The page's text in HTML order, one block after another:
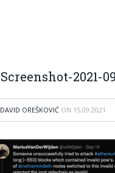
Screenshot-2021-
DAVID OREŠKOVIĆ ON 15.09.2021